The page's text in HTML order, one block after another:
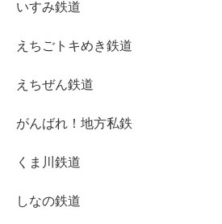
いすみ鉄道
えちごトキめき鉄道
えちぜん鉄道
がんばれ！地方私鉄
くま川鉄道
しなの鉄道